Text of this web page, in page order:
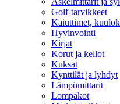
Golf-tarvikkeet
Kaiuttimet,
Hyvinvointi
Kirjat
Korut ja kellot
Kuksat
Kynttilät ja lyhdyt
Lämpömittarit
Lompakot